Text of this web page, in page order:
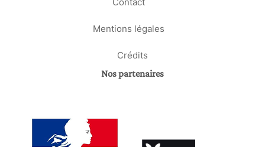
Mentions légales
Crédits
Nos partenaires